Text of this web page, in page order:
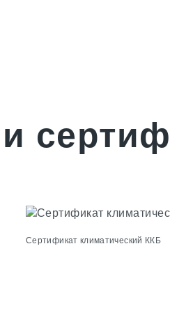
и
Сертификат климатический ККБ